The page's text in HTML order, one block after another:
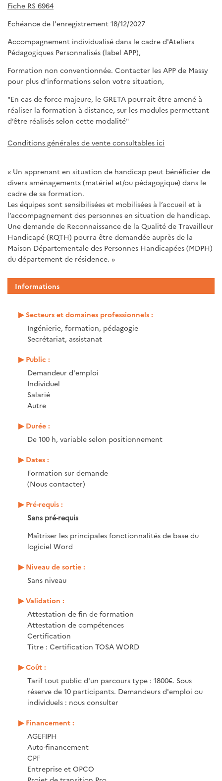
Fiche RS 6964
Echéance de l'enregistrement 18/12/2027
Accompagnement individualisé dans le cadre d'Ateliers
Pédagogiques Personnalisés (label APP),
Formation non conventionnée. Contacter les APP de Massy
pour plus d'informations selon votre situation,
"En cas de force majeure, le GRETA pourrait être amené à
réaliser la formation à distance, sur les modules permettant
d’être réalisés selon cette modalité"
Conditions générales de vente consultables ici
« Un apprenant en situation de handicap peut bénéficier de
divers aménagements (matériel et/ou pédagogique) dans le
cadre de sa formation.
Les équipes sont sensibilisées et mobilisées à l’accueil et à
l’accompagnement des personnes en situation de handicap.
Une demande de Reconnaissance de la Qualité de Travailleur
Handicapé (RQTH) pourra être demandée auprès de la
Maison Départementale des Personnes Handicapées (MDPH)
du département de résidence. »
Informations
Secteurs et domaines professionnels :
Ingénierie, formation, pédagogie
Secrétariat, assistanat
Public :
Demandeur d'emploi
Individuel
Salarié
Autre
Durée :
De 100 h, variable selon positionnement
Dates :
Formation sur demande
(Nous contacter)
Pré-requis :
Sans pré-requis
Maîtriser les principales fonctionnalités de base du
logiciel Word
Niveau de sortie :
Sans niveau
Validation :
Attestation de fin de formation
Attestation de compétences
Certification
Titre : Certification TOSA WORD
Coût :
Tarif tout public d'un parcours type : 1800€. Sous
réserve de 10 participants. Demandeurs d'emploi ou
individuels : nous consulter
Financement :
AGEFIPH
Auto-financement
CPF
Entreprise et OPCO